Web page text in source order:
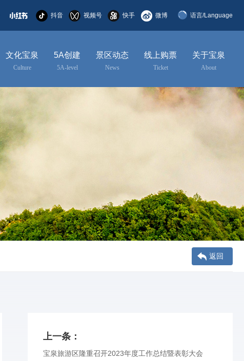
语言/Language
English
日本語
抖音 视频号 快手 微博
文化宝泉
Culture
5A创建
5A-level
景区动态
News
线上购票
Ticket
关于宝泉
About
返回
上一条：
宝泉旅游区隆重召开2023年度工作总结暨表彰大会